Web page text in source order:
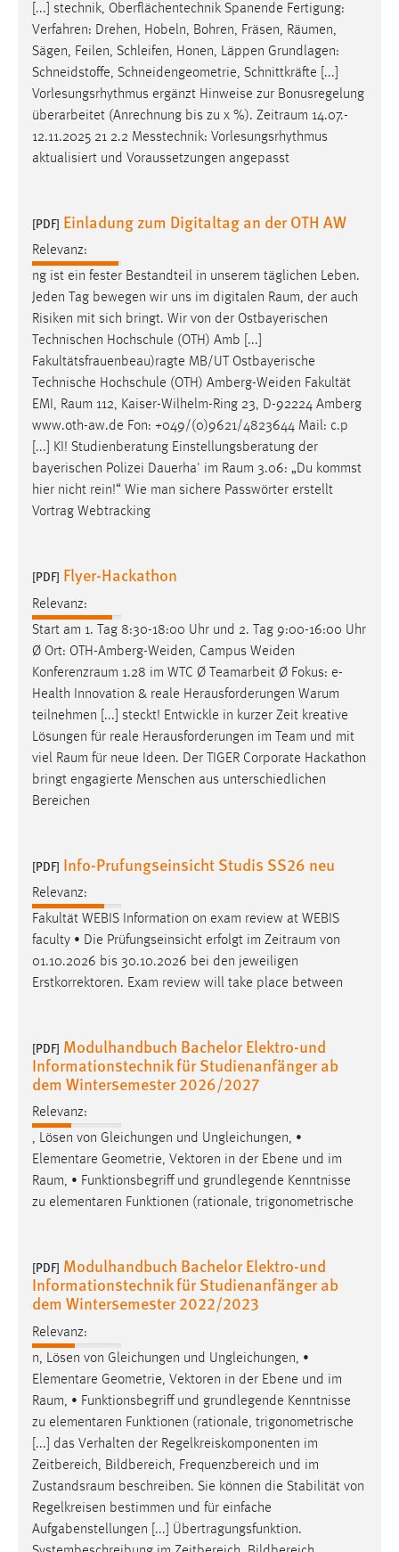
[...] stechnik, Oberflächentechnik Spanende Fertigung:
Verfahren: Drehen, Hobeln, Bohren, Fräsen, Räumen,
Sägen, Feilen, Schleifen, Honen, Läppen Grundlagen:
Schneidstoffe, Schneidengeometrie, Schnittkräfte [...]
Vorlesungsrhythmus ergänzt Hinweise zur Bonusregelung
überarbeitet (Anrechnung bis zu x %). Zeitraum 14.07.-
12.11.2025 21 2.2 Messtechnik: Vorlesungsrhythmus
aktualisiert und Voraussetzungen angepasst
[PDF] Einladung zum Digitaltag an der OTH AW
Relevanz:
ng ist ein fester Bestandteil in unserem täglichen Leben.
Jeden Tag bewegen wir uns im digitalen Raum, der auch
Risiken mit sich bringt. Wir von der Ostbayerischen
Technischen Hochschule (OTH) Amb [...]
Fakultätsfrauenbeau)ragte MB/UT Ostbayerische
Technische Hochschule (OTH) Amberg-Weiden Fakultät
EMI, Raum 112, Kaiser-Wilhelm-Ring 23, D-92224 Amberg
www.oth-aw.de Fon: +049/(0)9621/4823644 Mail: c.p
[...] KI! Studienberatung Einstellungsberatung der
bayerischen Polizei Dauerha' im Raum 3.06: „Du kommst
hier nicht rein!“ Wie man sichere Passwörter erstellt
Vortrag Webtracking
[PDF] Flyer-Hackathon
Relevanz:
Start am 1. Tag 8:30-18:00 Uhr und 2. Tag 9:00-16:00 Uhr
Ø Ort: OTH-Amberg-Weiden, Campus Weiden
Konferenzraum 1.28 im WTC Ø Teamarbeit Ø Fokus: e-
Health Innovation & reale Herausforderungen Warum
teilnehmen [...] steckt! Entwickle in kurzer Zeit kreative
Lösungen für reale Herausforderungen im Team und mit
viel Raum für neue Ideen. Der TIGER Corporate Hackathon
bringt engagierte Menschen aus unterschiedlichen
Bereichen
[PDF] Info-Prufungseinsicht Studis SS26 neu
Relevanz:
Fakultät WEBIS Information on exam review at WEBIS
faculty • Die Prüfungseinsicht erfolgt im Zeitraum von
01.10.2026 bis 30.10.2026 bei den jeweiligen
Erstkorrektoren. Exam review will take place between
[PDF] Modulhandbuch Bachelor Elektro-und
Informationstechnik für Studienanfänger ab
dem Wintersemester 2026/2027
Relevanz:
, Lösen von Gleichungen und Ungleichungen, •
Elementare Geometrie, Vektoren in der Ebene und im
Raum, • Funktionsbegriff und grundlegende Kenntnisse
zu elementaren Funktionen (rationale, trigonometrische
[PDF] Modulhandbuch Bachelor Elektro-und
Informationstechnik für Studienanfänger ab
dem Wintersemester 2022/2023
Relevanz:
n, Lösen von Gleichungen und Ungleichungen, •
Elementare Geometrie, Vektoren in der Ebene und im
Raum, • Funktionsbegriff und grundlegende Kenntnisse
zu elementaren Funktionen (rationale, trigonometrische
[...] das Verhalten der Regelkreiskomponenten im
Zeitbereich, Bildbereich, Frequenzbereich und im
Zustandsraum beschreiben. Sie können die Stabilität von
Regelkreisen bestimmen und für einfache
Aufgabenstellungen [...] Übertragungsfunktion.